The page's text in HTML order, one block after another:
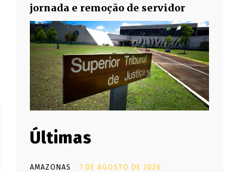
jornada e remoção de servidor
Últimas
AMAZONAS 7 DE AGOSTO DE 2026